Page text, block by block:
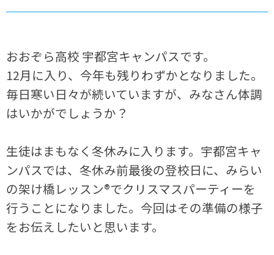
おおぞら高校 宇都宮キャンパスです。
12月に入り、今年も残りわずかとなりました。
毎日寒い日々が続いていますが、みなさん体調
はいかがでしょうか？
生徒はまもなく冬休みに入ります。宇都宮キャ
ンパスでは、冬休み前最後の登校日に、みらい
の架け橋レッスン®でクリスマスパーティーを
行うことになりました。今回はその準備の様子
をお伝えしたいと思います。